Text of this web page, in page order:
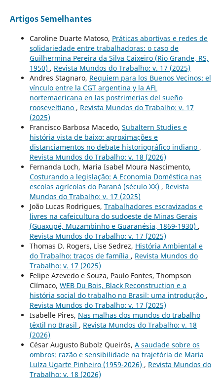
Artigos Semelhantes
Caroline Duarte Matoso, Práticas abortivas e redes de
solidariedade entre trabalhadoras: o caso de
Guilhermina Pereira da Silva Caixeiro (Rio Grande, RS,
1950) , Revista Mundos do Trabalho: v. 17 (2025)
Andres Stagnaro, Requiem para los Buenos Vecinos: el
vínculo entre la CGT argentina y la AFL
nortemaericana en las postrimerias del sueño
rooseveltiano , Revista Mundos do Trabalho: v. 17
(2025)
Francisco Barbosa Macedo, Subaltern Studies e
história vista de baixo: aproximações e
distanciamentos no debate historiográfico indiano ,
Revista Mundos do Trabalho: v. 18 (2026)
Fernanda Loch, Maria Isabel Moura Nascimento,
Costurando a legislação: A Economia Doméstica nas
escolas agrícolas do Paraná (século XX) , Revista
Mundos do Trabalho: v. 17 (2025)
João Lucas Rodrigues, Trabalhadores escravizados e
livres na cafeicultura do sudoeste de Minas Gerais
(Guaxupé, Muzambinho e Guaranésia, 1869-1930) ,
Revista Mundos do Trabalho: v. 17 (2025)
Thomas D. Rogers, Lise Sedrez, História Ambiental e
do Trabalho: traços de família , Revista Mundos do
Trabalho: v. 17 (2025)
Felipe Azevedo e Souza, Paulo Fontes, Thompson
Clímaco, WEB Du Bois, Black Reconstruction e a
história social do trabalho no Brasil: uma introdução ,
Revista Mundos do Trabalho: v. 17 (2025)
Isabelle Pires, Nas malhas dos mundos do trabalho
têxtil no Brasil , Revista Mundos do Trabalho: v. 18
(2026)
César Augusto Bubolz Queirós, A saudade sobre os
ombros: razão e sensibilidade na trajetória de Maria
Luíza Ugarte Pinheiro (1959-2026) , Revista Mundos do
Trabalho: v. 18 (2026)